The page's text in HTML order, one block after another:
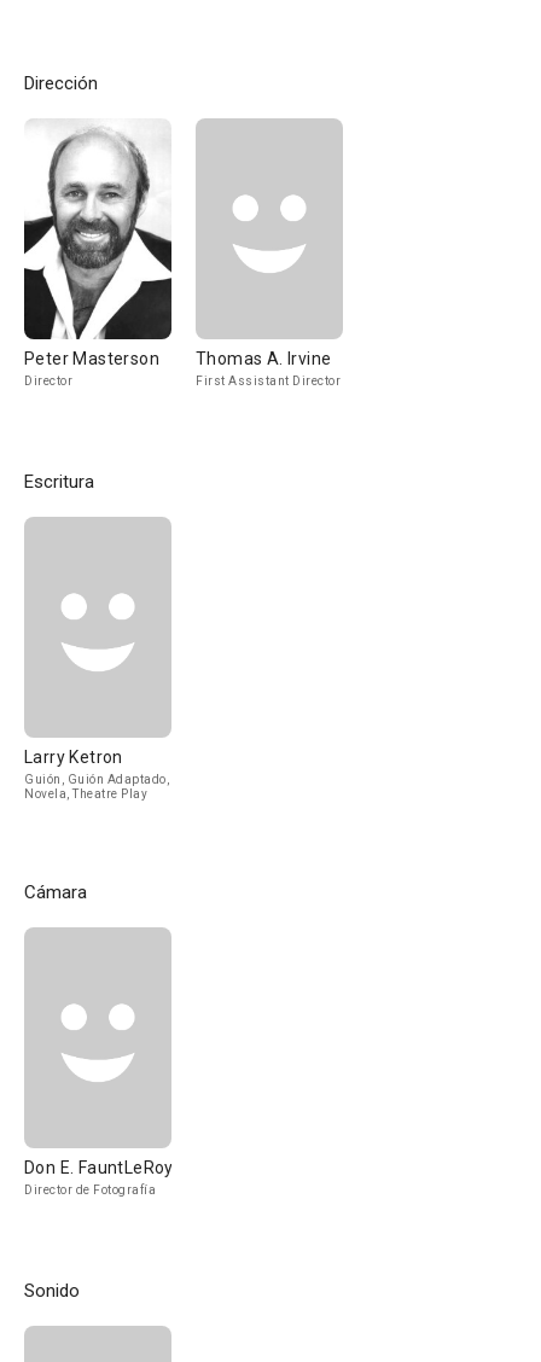
Dirección
Peter Masterson
Director
Thomas A. Irvine
First Assistant Director
Escritura
Larry Ketron
Guión, Guión Adaptado,
Novela, Theatre Play
Cámara
Don E. FauntLeRoy
Director de Fotografía
Sonido